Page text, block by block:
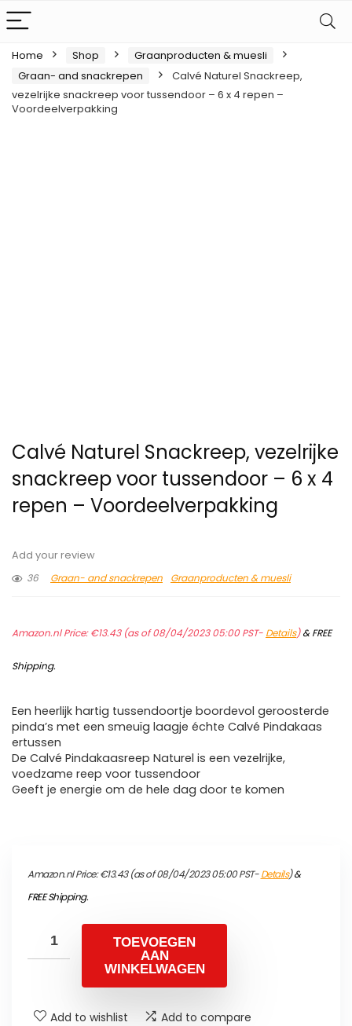
Home Shop
Graanproducten & muesli
Graan- and snackrepen
Calvé Naturel Snackreep,
vezelrijke snackreep voor tussendoor – 6 x 4 repen –
Voordeelverpakking
Calvé Naturel Snackreep, vezelrijke
snackreep voor tussendoor – 6 x 4
repen – Voordeelverpakking
Add your review
36
Graan- and snackrepen Graanproducten & muesli
Amazon.nl Price:€13.43(as of 08/04/2023 05:00 PST- Details)&FREE
Shipping.
Een heerlijk hartig tussendoortje boordevol geroosterde
pinda’s met een smeuïg laagje échte Calvé Pindakaas
ertussen
De Calvé Pindakaasreep Naturel is een vezelrijke,
voedzame reep voor tussendoor
Geeft je energie om de hele dag door te komen
Amazon.nl Price:€13.43(as of 08/04/2023 05:00 PST-Details)&
FREE Shipping.
TOEVOEGEN
AAN
WINKELWAGEN
Add to wishlist Add to compare